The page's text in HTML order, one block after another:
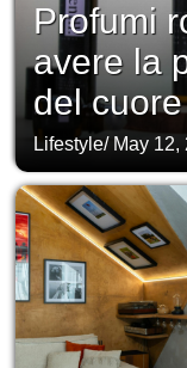
Profumi
avere la
del
Lifestyle/ May 12,